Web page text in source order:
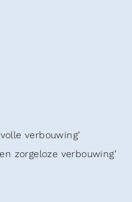
verbouwing’
zorgeloze verbouwing’